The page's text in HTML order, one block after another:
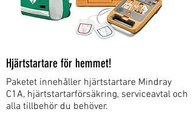
Hjärtstartare för hemmet!
Paketet innehåller hjärtstartare Mindray
C1A, hjärtstartarförsäkring, serviceavtal och
alla tillbehör du behöver.